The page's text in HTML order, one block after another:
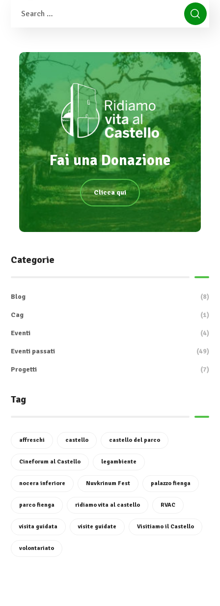
Fai una Donazione
Clicca qui
Categorie
Blog (8)
Cag (1)
Eventi (4)
Eventi passati (49)
Progetti (7)
Tag
affreschi castello castello del parco
Cineforum al Castello legambiente
nocera inferiore Nuvkrinum Fest palazzo fienga
parco fienga ridiamo vita al castello RVAC
visita guidata visite guidate Visitiamo il Castello
volontariato